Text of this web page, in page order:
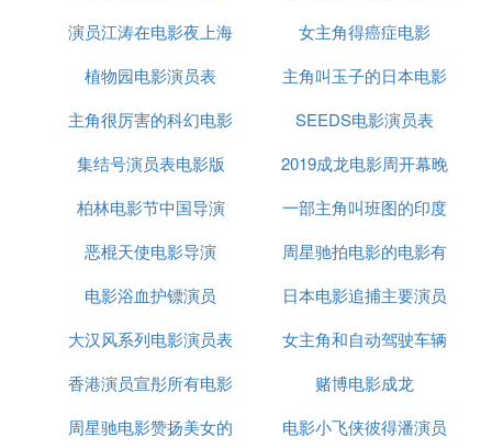
影
演员江涛在电影夜上海
里演什么
女主角得癌症电影
植物园电影演员表
主角叫玉子的日本电影
主角很厉害的科幻电影
SEEDS电影演员表
集结号演员表电影版
2019成龙电影周开幕晚
会
柏林电影节中国导演
一部主角叫班图的印度
电影
恶棍天使电影导演
周星驰拍电影的电影有
哪些
电影浴血护镖演员
日本电影追捕主要演员
表
大汉风系列电影演员表
女主角和自动驾驶车辆
电影
香港演员宣彤所有电影
赌博电影成龙
周星驰电影赞扬美女的
电影小飞侠彼得潘演员